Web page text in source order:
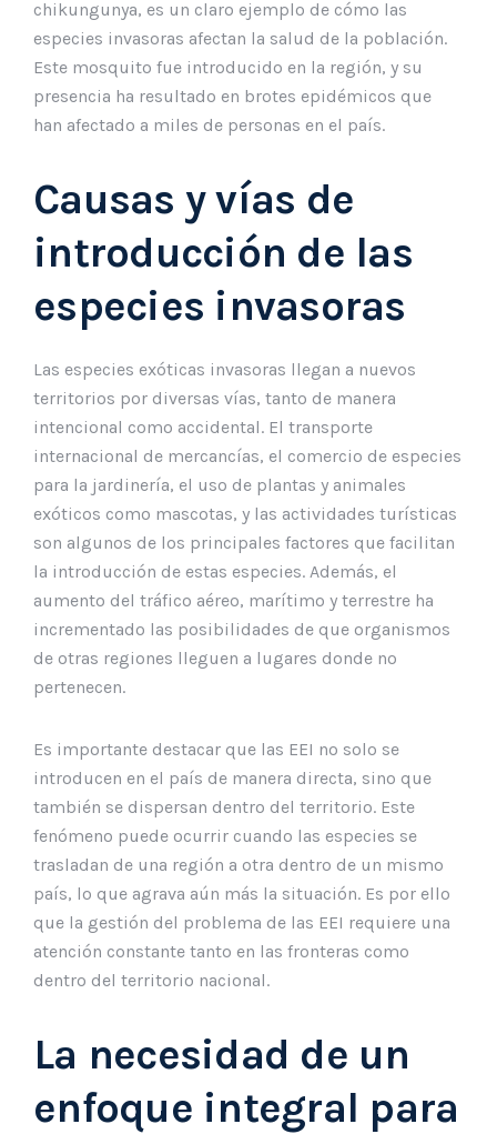
chikungunya, es un claro ejemplo de cómo las
especies invasoras afectan la salud de la población.
Este mosquito fue introducido en la región, y su
presencia ha resultado en brotes epidémicos que
han afectado a miles de personas en el país.
Causas y vías de
introducción de las
especies invasoras
Las especies exóticas invasoras llegan a nuevos
territorios por diversas vías, tanto de manera
intencional como accidental. El transporte
internacional de mercancías, el comercio de especies
para la jardinería, el uso de plantas y animales
exóticos como mascotas, y las actividades turísticas
son algunos de los principales factores que facilitan
la introducción de estas especies. Además, el
aumento del tráfico aéreo, marítimo y terrestre ha
incrementado las posibilidades de que organismos
de otras regiones lleguen a lugares donde no
pertenecen.
Es importante destacar que las EEI no solo se
introducen en el país de manera directa, sino que
también se dispersan dentro del territorio. Este
fenómeno puede ocurrir cuando las especies se
trasladan de una región a otra dentro de un mismo
país, lo que agrava aún más la situación. Es por ello
que la gestión del problema de las EEI requiere una
atención constante tanto en las fronteras como
dentro del territorio nacional.
La necesidad de un
enfoque integral para